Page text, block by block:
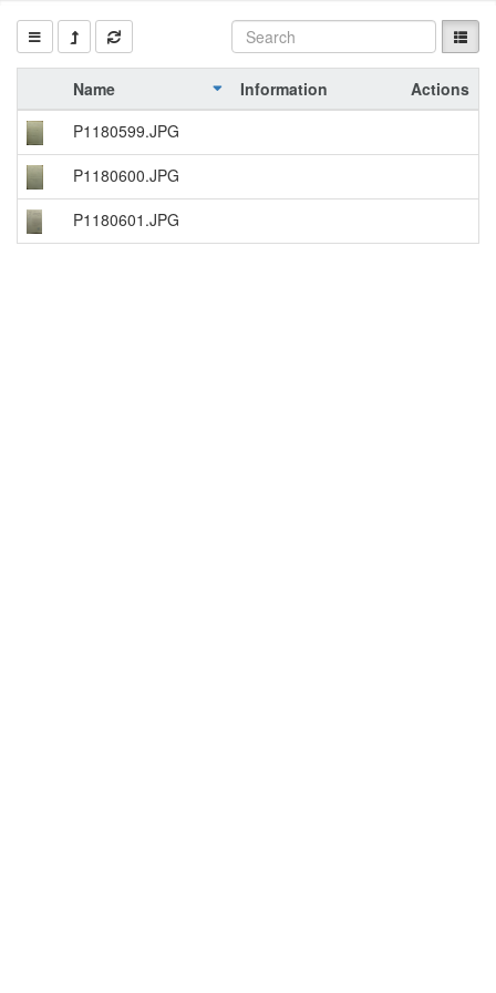
Name Information
Actions
P1180599.JPG
P1180600.JPG
P1180601.JPG